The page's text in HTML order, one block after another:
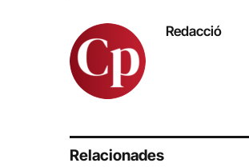
Redacció
Relacionades